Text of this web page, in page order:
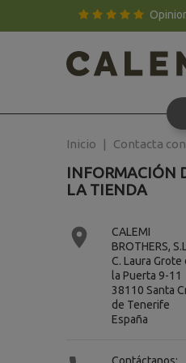
Inicio Contacta
INFORMACIÓN
LA TIENDA

CALEMI
BROTHERS, S.L
C. Laura Grote
la Puerta 9-11
38110 Santa
de Tenerife
España
Contáctanos: